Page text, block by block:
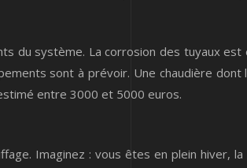
du système. La corrosion des tuyaux
sont à prévoir. Une chaudière
entre 3000 et 5000 euros.
Imaginez : vous êtes en plein